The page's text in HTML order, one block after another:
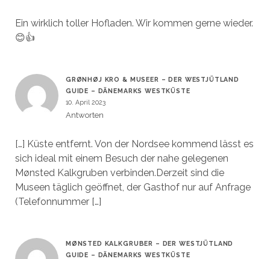
Ein wirklich toller Hofladen. Wir kommen gerne wieder.
😊👍
GRØNHØJ KRO & MUSEER – DER WESTJÜTLAND
GUIDE – DÄNEMARKS WESTKÜSTE
10. April 2023
Antworten
[…] Küste entfernt. Von der Nordsee kommend lässt es
sich ideal mit einem Besuch der nahe gelegenen
Mønsted Kalkgruben verbinden.Derzeit sind die
Museen täglich geöffnet, der Gasthof nur auf Anfrage
(Telefonnummer […]
MØNSTED KALKGRUBER – DER WESTJÜTLAND
GUIDE – DÄNEMARKS WESTKÜSTE